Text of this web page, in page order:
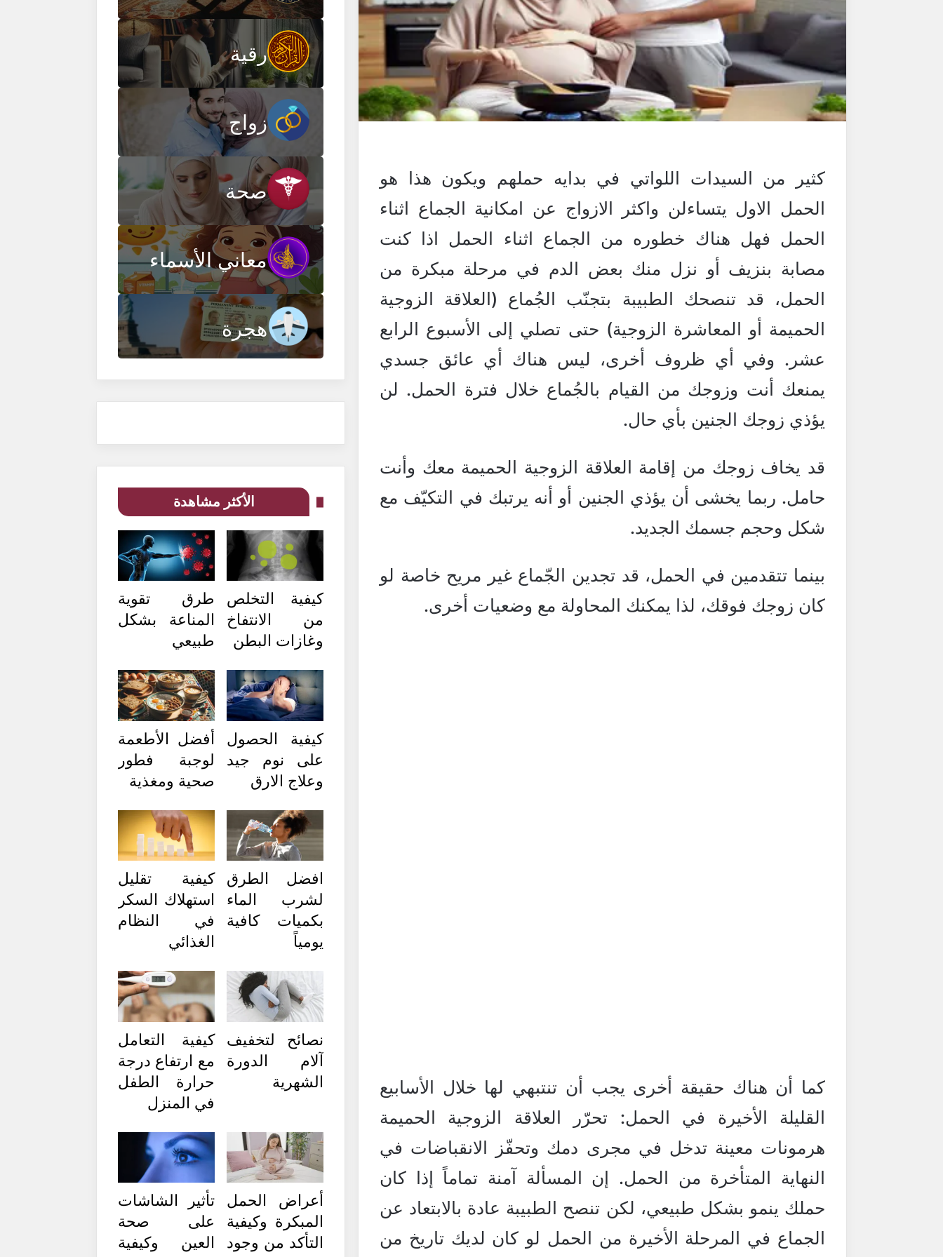
كثير من السيدات اللواتي في بدايه حملهم ويكون هذا هو
الحمل الاول يتساءلن واكثر الازواج عن امكانية الجماع اثناء
الحمل فهل هناك خطوره من الجماع اثناء الحمل اذا كنت
مصابة بنزيف أو نزل منك بعض الدم في مرحلة مبكرة من
الحمل، قد تنصحك الطبيبة بتجنّب الجُماع (العلاقة الزوجية
الحميمة أو المعاشرة الزوجية) حتى تصلي إلى الأسبوع الرابع
عشر. وفي أي ظروف أخرى، ليس هناك أي عائق جسدي
يمنعك أنت وزوجك من القيام بالجُماع خلال فترة الحمل. لن
يؤذي زوجك الجنين بأي حال.
قد يخاف زوجك من إقامة العلاقة الزوجية الحميمة معك وأنت
حامل. ربما يخشى أن يؤذي الجنين أو أنه يرتبك في التكيّف مع
شكل وحجم جسمك الجديد.
بينما تتقدمين في الحمل، قد تجدين الجّماع غير مريح خاصة لو
كان زوجك فوقك، لذا يمكنك المحاولة مع وضعيات أخرى.
كما أن هناك حقيقة أخرى يجب أن تنتبهي لها خلال الأسابيع
القليلة الأخيرة في الحمل: تحرّر العلاقة الزوجية الحميمة
هرمونات معينة تدخل في مجرى دمك وتحفّز الانقباضات في
النهاية المتأخرة من الحمل. إن المسألة آمنة تماماً إذا كان
حملك ينمو بشكل طبيعي، لكن تنصح الطبيبة عادة بالابتعاد عن
الجماع في المرحلة الأخيرة من الحمل لو كان لديك تاريخ من
رقية
زواج
صحة
معاني الأسماء
هجرة
الأكثر مشاهدة
كيفية التخلص
من الانتفاخ
وغازات البطن
طرق تقوية
المناعة بشكل
طبيعي
كيفية الحصول
على نوم جيد
وعلاج الارق
أفضل الأطعمة
لوجبة فطور
صحية ومغذية
افضل الطرق
لشرب الماء
بكميات كافية
يومياً
كيفية تقليل
استهلاك السكر
في النظام
الغذائي
نصائح لتخفيف
آلام الدورة
الشهرية
كيفية التعامل
مع ارتفاع درجة
حرارة الطفل
في المنزل
أعراض الحمل
المبكرة وكيفية
التأكد من وجود
تأثير الشاشات
على صحة
العين وكيفية